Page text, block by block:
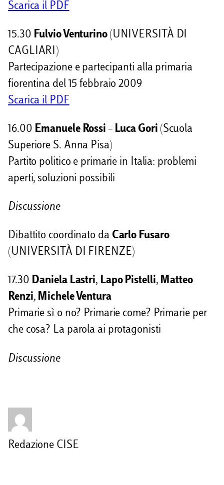
Scarica il PDF
15.30 Fulvio Venturino (UNIVERSITÀ DI
CAGLIARI)
Partecipazione e partecipanti alla primaria
fiorentina del 15 febbraio 2009
Scarica il PDF
16.00 Emanuele Rossi – Luca Gori (Scuola
Superiore S. Anna Pisa)
Partito politico e primarie in Italia: problemi
aperti, soluzioni possibili
Discussione
Dibattito coordinato da Carlo Fusaro
(UNIVERSITÀ DI FIRENZE)
17.30 Daniela Lastri, Lapo Pistelli, Matteo
Renzi, Michele Ventura
Primarie sì o no? Primarie come? Primarie per
che cosa? La parola ai protagonisti
Discussione
Redazione CISE